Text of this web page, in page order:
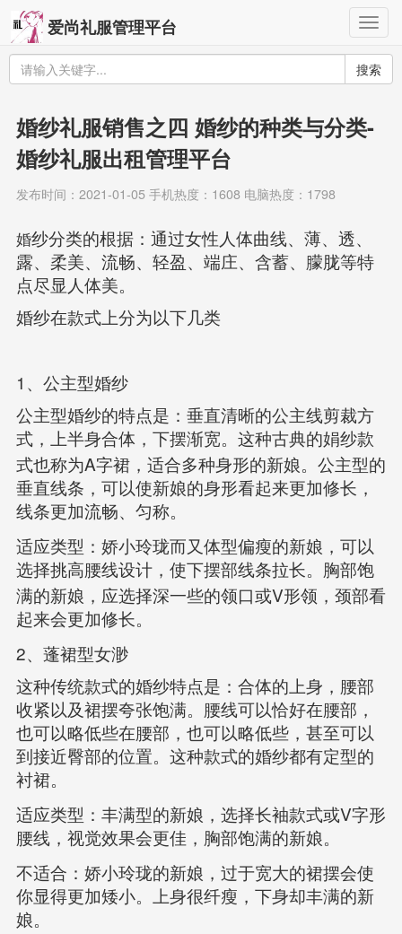
爱尚礼服管理平台
搜索
婚纱礼服销售之四 婚纱的种类与分类-
婚纱礼服出租管理平台
发布时间：2021-01-05 手机热度：1608 电脑热度：1798
婚纱分类的根据：通过女性人体曲线、薄、透、
露、柔美、流畅、轻盈、端庄、含蓄、朦胧等特
点尽显人体美。
婚纱在款式上分为以下几类
1 、公主型婚纱
公主型婚纱的特点是：垂直清晰的公主线剪裁方
式，上半身合体，下摆渐宽。这种古典的娟纱款
式也称为A字裙，适合多种身形的新娘。公主型的
垂直线条，可以使新娘的身形看起来更加修长，
线条更加流畅、匀称。
适应类型：娇小玲珑而又体型偏瘦的新娘，可以
选择挑高腰线设计，使下摆部线条拉长。胸部饱
满的新娘，应选择深一些的领口或V形领，颈部看
起来会更加修长。
2、蓬裙型女渺
这种传统款式的婚纱特点是：合体的上身，腰部
收紧以及裙摆夸张饱满。腰线可以恰好在腰部，
也可以略低些在腰部，也可以略低些，甚至可以
到接近臀部的位置。这种款式的婚纱都有定型的
衬裙。
适应类型：丰满型的新娘，选择长袖款式或V字形
腰线，视觉效果会更佳，胸部饱满的新娘。
不适合：娇小玲珑的新娘，过于宽大的裙摆会使
你显得更加矮小。上身很纤瘦，下身却丰满的新
娘。